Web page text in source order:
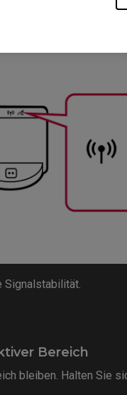
Signalstabilität.
Bereich
bleiben. Halten Sie